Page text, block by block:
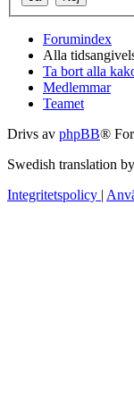
Forumindex
Alla
Ta bort alla
Medlemmar
Teamet
Drivs av phpBB®
Swedish translation by
Integritetspolicy |